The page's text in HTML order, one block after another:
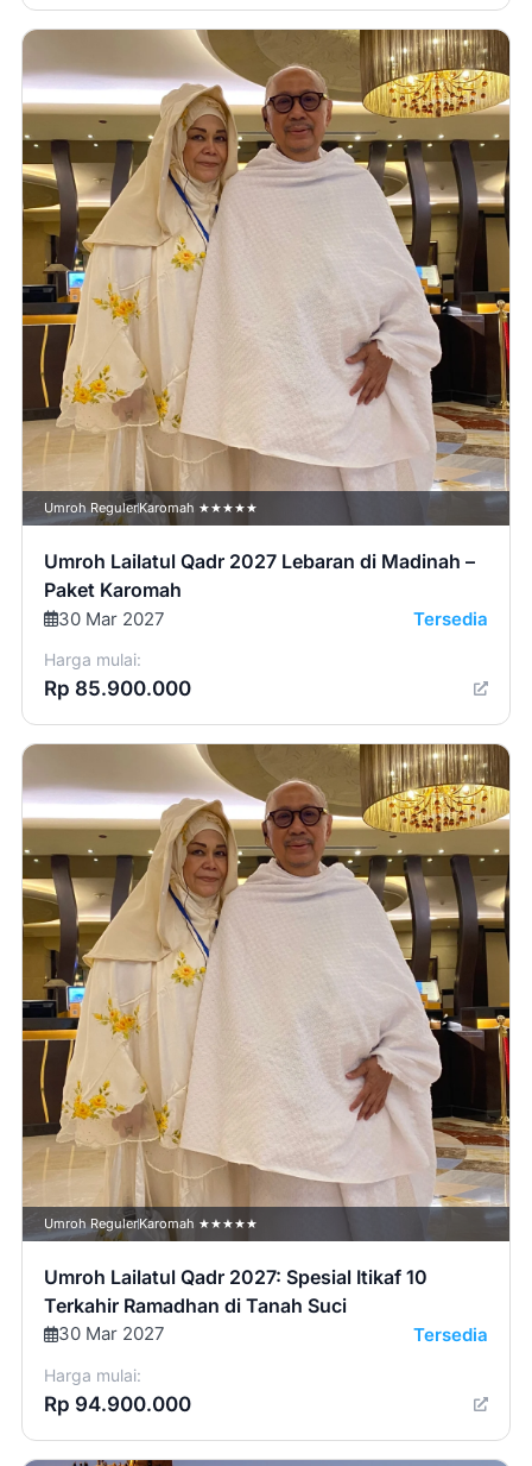
Umroh RegulerKaromah ★★★★★
Umroh Lailatul Qadr 2027 Lebaran di Madinah –
Paket Karomah
30 Mar 2027 Tersedia
Harga mulai:
Rp 85.900.000
Umroh RegulerKaromah ★★★★★
Umroh Lailatul Qadr 2027: Spesial Itikaf 10
Terkahir Ramadhan di Tanah Suci
30 Mar 2027 Tersedia
Harga mulai:
Rp 94.900.000